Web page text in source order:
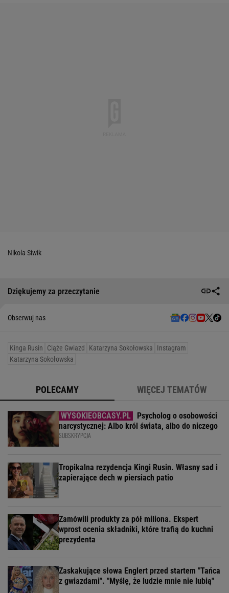
Nikola Siwik
Dziękujemy za przeczytanie
Obserwuj nas
Kinga Rusin Ciąże Gwiazd Katarzyna Sokołowska
Instagram
Katarzyna Sokołowska
POLECAMY WIĘCEJ TEMATÓW
Psycholog o osobowości
narcystycznej: Albo król świata, albo do niczego
SUBSKRYPCJA
Tropikalna rezydencja Kingi Rusin. Własny sad i
zapierające dech w piersiach patio
Zamówili produkty za pół miliona. Ekspert
wprost ocenia składniki, które trafią do kuchni
prezydenta
Zaskakujące słowa Englert przed startem "Tańca
z gwiazdami". "Myślę, że ludzie mnie nie lubią"